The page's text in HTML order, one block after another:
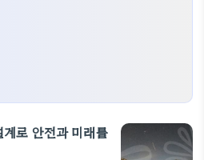
로 안전과 미래를